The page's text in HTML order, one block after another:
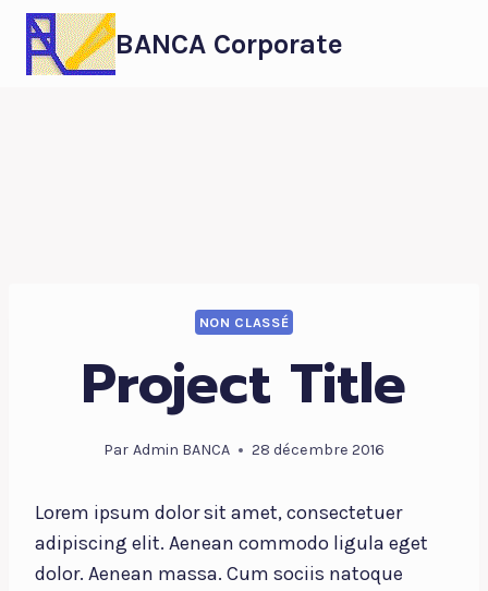
BANCA Corporate
NON CLASSÉ
Project Title
Par Admin BANCA 28 décembre 2016
Lorem ipsum dolor sit amet, consectetuer
adipiscing elit. Aenean commodo ligula eget
dolor. Aenean massa. Cum sociis natoque